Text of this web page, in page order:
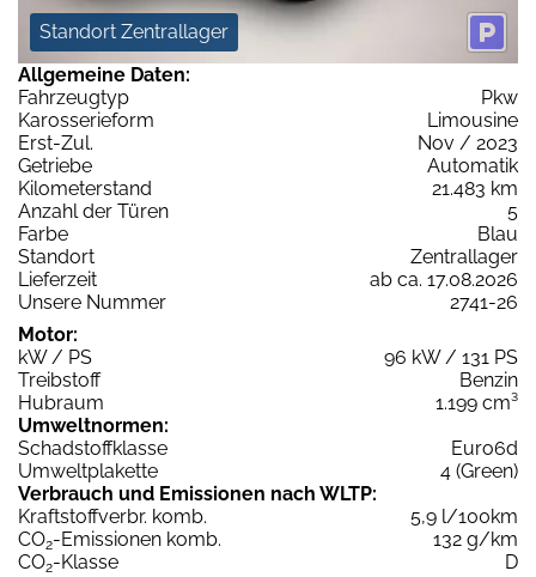
Standort Zentrallager
Allgemeine Daten:
Fahrzeugtyp
Pkw
Karosserieform
Limousine
Erst-Zul.
Nov / 2023
Getriebe
Automatik
Kilometerstand
21.483 km
Anzahl der Türen
5
Farbe
Blau
Standort
Zentrallager
Lieferzeit
ab ca. 17.08.2026
Unsere Nummer
2741-26
Motor:
kW / PS
96 kW / 131 PS
Treibstoff
Benzin
Hubraum
1.199 cm³
Umweltnormen:
Schadstoffklasse
Euro6d
Umweltplakette
4 (Green)
Verbrauch und Emissionen nach WLTP:
Kraftstoffverbr. komb.
5,9 l/100km
CO2-Emissionen komb.
132 g/km
CO2-Klasse
D